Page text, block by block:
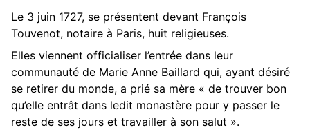
Le 3 juin 1727, se présentent devant François
Touvenot, notaire à Paris, huit religieuses.
Elles viennent officialiser l’entrée dans leur
communauté de Marie Anne Baillard qui, ayant désiré
se retirer du monde, a prié sa mère « de trouver bon
qu’elle entrât dans ledit monastère pour y passer le
reste de ses jours et travailler à son salut ».